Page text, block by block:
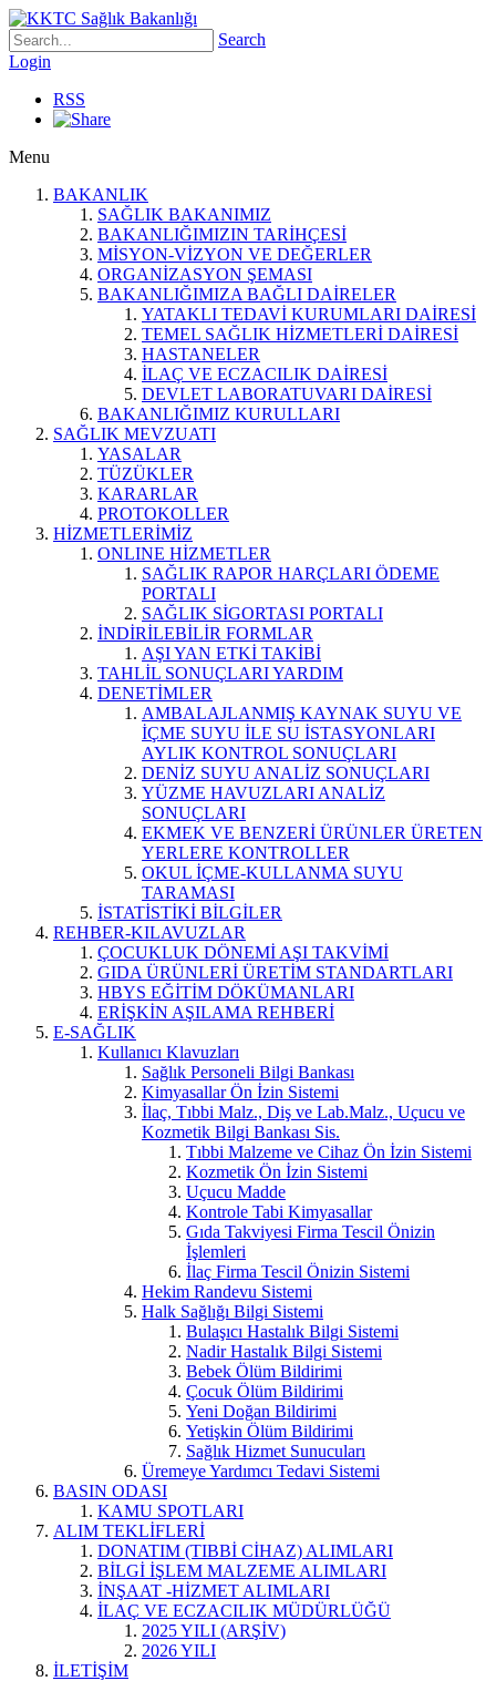
Search
Login
RSS
Menu
BAKANLIK
SAĞLIK BAKANIMIZ
BAKANLIĞIMIZIN TARİHÇESİ
MİSYON-VİZYON VE DEĞERLER
ORGANİZASYON ŞEMASI
BAKANLIĞIMIZA BAĞLI DAİRELER
YATAKLI TEDAVİ KURUMLARI DAİRESİ
TEMEL SAĞLIK HİZMETLERİ DAİRESİ
HASTANELER
İLAÇ VE ECZACILIK DAİRESİ
DEVLET LABORATUVARI DAİRESİ
BAKANLIĞIMIZ KURULLARI
SAĞLIK MEVZUATI
YASALAR
TÜZÜKLER
KARARLAR
PROTOKOLLER
HİZMETLERİMİZ
ONLINE HİZMETLER
SAĞLIK RAPOR HARÇLARI ÖDEME
PORTALI
SAĞLIK SİGORTASI PORTALI
İNDİRİLEBİLİR FORMLAR
AŞI YAN ETKİ TAKİBİ
TAHLİL SONUÇLARI YARDIM
DENETİMLER
AMBALAJLANMIŞ KAYNAK SUYU VE
İÇME SUYU İLE SU İSTASYONLARI
AYLIK KONTROL SONUÇLARI
DENİZ SUYU ANALİZ SONUÇLARI
YÜZME HAVUZLARI ANALİZ
SONUÇLARI
EKMEK VE BENZERİ ÜRÜNLER ÜRETEN
YERLERE KONTROLLER
OKUL İÇME-KULLANMA SUYU
TARAMASI
İSTATİSTİKİ BİLGİLER
REHBER-KILAVUZLAR
ÇOCUKLUK DÖNEMİ AŞI TAKVİMİ
GIDA ÜRÜNLERİ ÜRETİM STANDARTLARI
HBYS EĞİTİM DÖKÜMANLARI
ERİŞKİN AŞILAMA REHBERİ
E-SAĞLIK
Kullanıcı Klavuzları
Sağlık Personeli Bilgi Bankası
Kimyasallar Ön İzin Sistemi
İlaç, Tıbbi Malz., Diş ve Lab.Malz., Uçucu ve
Kozmetik Bilgi Bankası Sis.
Tıbbi Malzeme ve Cihaz Ön İzin Sistemi
Kozmetik Ön İzin Sistemi
Uçucu Madde
Kontrole Tabi Kimyasallar
Gıda Takviyesi Firma Tescil Önizin
İşlemleri
İlaç Firma Tescil Önizin Sistemi
Hekim Randevu Sistemi
Halk Sağlığı Bilgi Sistemi
Bulaşıcı Hastalık Bilgi Sistemi
Nadir Hastalık Bilgi Sistemi
Bebek Ölüm Bildirimi
Çocuk Ölüm Bildirimi
Yeni Doğan Bildirimi
Yetişkin Ölüm Bildirimi
Sağlık Hizmet Sunucuları
Üremeye Yardımcı Tedavi Sistemi
BASIN ODASI
KAMU SPOTLARI
ALIM TEKLİFLERİ
DONATIM (TIBBİ CİHAZ) ALIMLARI
BİLGİ İŞLEM MALZEME ALIMLARI
İNŞAAT -HİZMET ALIMLARI
İLAÇ VE ECZACILIK MÜDÜRLÜĞÜ
2025 YILI (ARŞİV)
2026 YILI
İLETİŞİM